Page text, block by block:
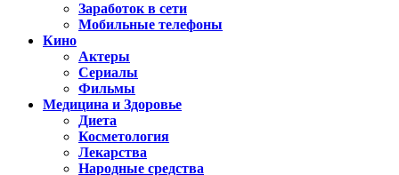
Заработок в сети
Мобильные телефоны
Кино
Актеры
Сериалы
Фильмы
Медицина и Здоровье
Диета
Косметология
Лекарства
Народные средства